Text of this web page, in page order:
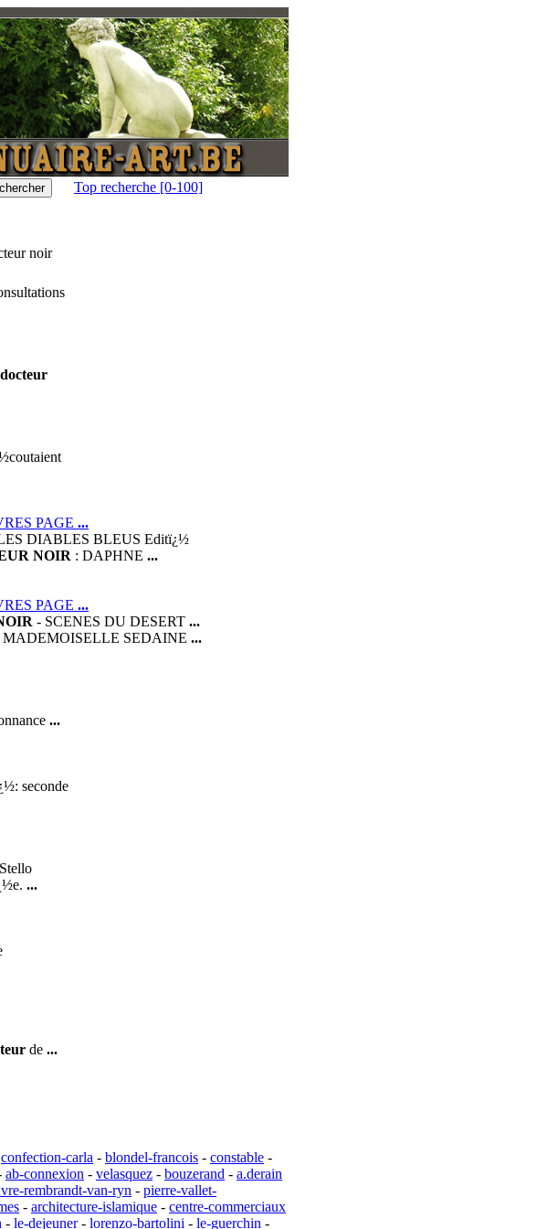
Top recherche [0-100]
noir
docteur
PAGE ...
DIABLES BLEUS Editï¿½
NOIR : DAPHNE ...
PAGE ...
- SCENES DU DESERT ...
SEDAINE ...
...
seconde
...
de ...
confection-carla - blondel-francois - constable -
ab-connexion - velasquez - bouzerand - a.derain
rembrandt-van-ryn - pierre-vallet-
- architecture-islamique - centre-commerciaux
- le-dejeuner- lorenzo-bartolini - le-guerchin -